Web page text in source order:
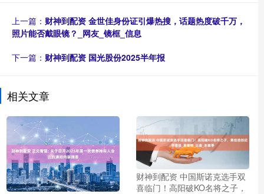
上一篇： 财神到配资 金世佳身份证引爆热搜，话题热度破千万，
照片能否戴眼镜？_网友_镜框_信息
下一篇： 财神到配资 国光股份2025半年报
相关文章
财神到配资 中国斯诺克选手双
喜临门！高阳破KO名将之子，